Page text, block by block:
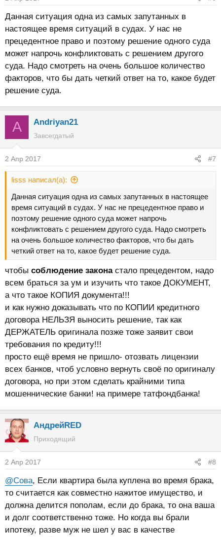
Данная ситуация одна из самых запутанных в
настоящее время ситуаций в судах. У нас не
прецедентное право и поэтому решение одного суда
может напрочь конфликтовать с решением другого
суда. Надо смотреть на очень большое количество
факторов, что бы дать четкий ответ на то, какое будет
решение суда.
A Andriyan21
Завсегдатый
2 Апр 2017 #7
lisss написал(а):
Данная ситуация одна из самых запутанных в настоящее
время ситуаций в судах. У нас не прецедентное право и
поэтому решение одного суда может напрочь
конфликтовать с решением другого суда. Надо смотреть
на очень большое количество факторов, что бы дать
четкий ответ на то, какое будет решение суда.
чтобы соблюдение закона стало прецедентом, надо
всем браться за ум и изучить что такое ДОКУМЕНТ,
а что такое КОПИЯ документа!!!
и как нужно доказывать что по КОПИИ кредитного
договора НЕЛЬЗЯ выносить решение, так как
ДЕРЖАТЕЛЬ оригинала позже тоже заявит свои
требования по кредиту!!!
просто ещё время не пришло- отозвать лицензии
всех банков, чтоб условно вернуть своё по оригиналу
договора, но при этом сделать крайними типа
мошеннические банки! на примере татфондбанка!
АндрейRED
Приходящий
2 Апр 2017 #8
@Сова, Если квартира была куплена во время брака,
то считается как совместно нажитое имущество, и
должна делится пополам, если до брака, то она ваша
и долг соответственно тоже. Но когда вы брали
ипотеку, разве муж не шел у вас в качестве